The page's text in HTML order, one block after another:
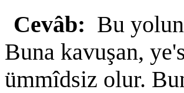
Cevâb: Bu
Buna kavuşan,
ümmîdsiz olur.